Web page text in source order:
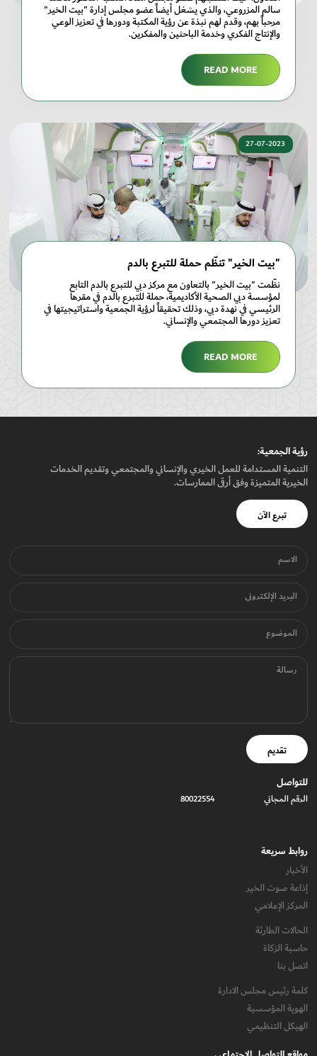
سالم المزروعي، والذي يشغل أيضاً عضو مجلس إدارة "بيت الخير"
مرحباً بهم، وقدم لهم نبذة عن رؤية المكتبة ودورها في تعزيز الوعي
والإنتاج الفكري وخدمة الباحثين والمفكرين.
READ MORE
27-07-2023
"بيت الخير" تنظّم حملة للتبرع بالدم
نظّمت "بيت الخير" بالتعاون مع مركز دبي للتبرع بالدم التابع
لمؤسسة دبي الصحية الأكاديمية، حملة للتبرع بالدم في مقرها
الرئيسي في نهدة دبي، وذلك تحقيقاً لرؤية الجمعية واستراتيجيتها في
تعزيز دورها المجتمعي والإنساني.
READ MORE
رؤيـة الجمعيـة:
التنمية المستدامة للعمل الخيري والإنساني والمجتمعي وتقديم الخدمات
الخيرية المتميزة وفق أرقى الممارسات.
تبرع الآن
الاسم
البريد الإلكتروني
الموضوع
رسالة
تقديم
للتواصل
الرقم المجاني 80022554
روابط سريعة
الأخبار
إذاعة صوت الخير
المركز الإعلامي
الحالات الطارئة
حاسبة الزكاة
اتصل بنا
كلمة رئيس مجلس الادارة
الهوية المؤسسية
الهيكل التنظيمي